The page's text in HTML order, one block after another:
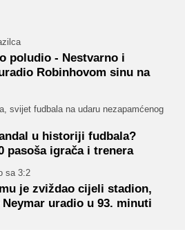
poludio - Nestvarno i
Robinhovom sinu na
svijet fudbala na udaru nezapamćenog
u historiji fudbala?
pasoša igrača i trenera
sa 3:2
je zviždao cijeli stadion,
uradio u 93. minuti